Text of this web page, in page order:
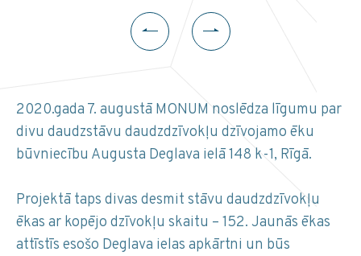
2020.gada 7. augustā MONUM noslēdza līgumu par
divu daudzstāvu daudzdzīvokļu dzīvojamo ēku
būvniecību Augusta Deglava ielā 148 k-1, Rīgā.
Projektā taps divas desmit stāvu daudzdzīvokļu
ēkas ar kopējo dzīvokļu skaitu – 152. Jaunās ēkas
attīstīs esošo Deglava ielas apkārtni un būs